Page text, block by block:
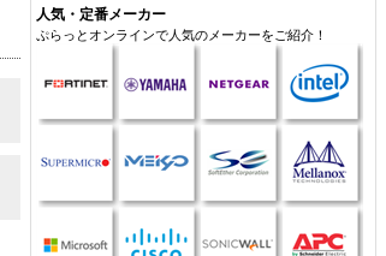
人気・定番メーカー
ぷらっとオンラインで人気のメーカーをご紹介！